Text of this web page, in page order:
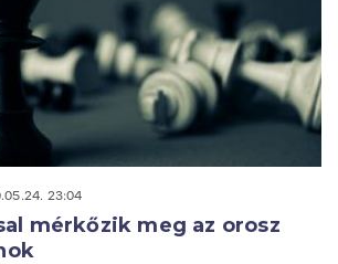
23:04
mérkőzik meg az orosz